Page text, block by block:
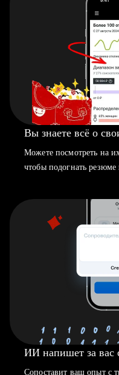
Вы знаете всё о
Можете посмотреть на
чтобы подогнать
ИИ напишет за вас
Сопоставит ваш опыт с